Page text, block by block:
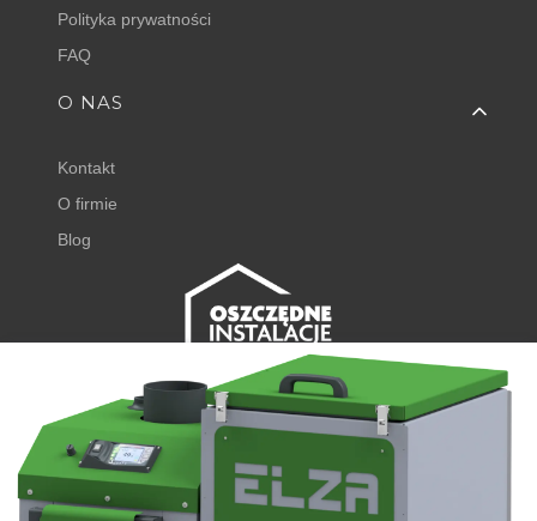
Polityka prywatności
FAQ
O NAS
Kontakt
O firmie
Blog
FISHER EXPERT
62-050 Mosina